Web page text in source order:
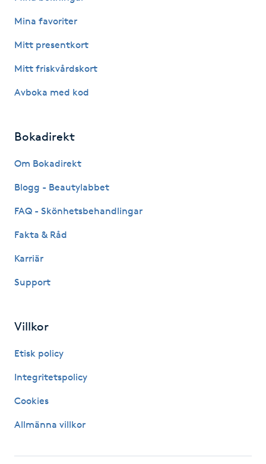
Hudföryngring
Huduppstramning
Hudvård
Hyperhidros
Hårborttagning
Hårbottenbehandling
Hälsprickor
Idrottsmassage
Mina favoriter
Mitt presentkort
Mitt friskvårdskort
Avboka med kod
Bokadirekt
Om Bokadirekt
Blogg - Beautylabbet
FAQ - Skönhetsbehandlingar
Fakta & Råd
Karriär
Support
Villkor
Etisk policy
Integritetspolicy
Cookies
Allmänna villkor